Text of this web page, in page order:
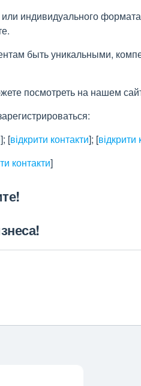
индивидуального
быть уникальными,
посмотреть на нашем
]; [відкрити контакти]; [відкрити
контакти]